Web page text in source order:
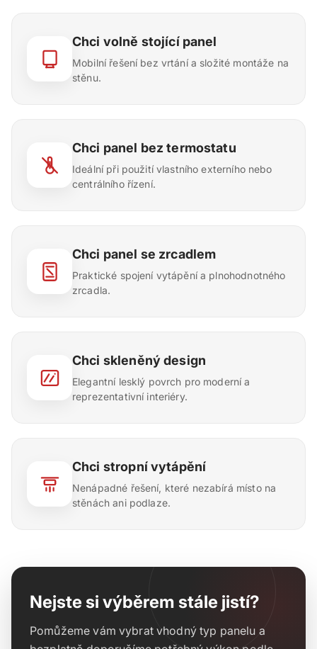
Chci volně stojící panel
Mobilní řešení bez vrtání a složité montáže na
stěnu.
Chci panel bez termostatu
Ideální při použití vlastního externího nebo
centrálního řízení.
Chci panel se zrcadlem
Praktické spojení vytápění a plnohodnotného
zrcadla.
Chci skleněný design
Elegantní lesklý povrch pro moderní a
reprezentativní interiéry.
Chci stropní vytápění
Nenápadné řešení, které nezabírá místo na
stěnách ani podlaze.
Nejste si výběrem stále jistí?
Pomůžeme vám vybrat vhodný typ panelu a